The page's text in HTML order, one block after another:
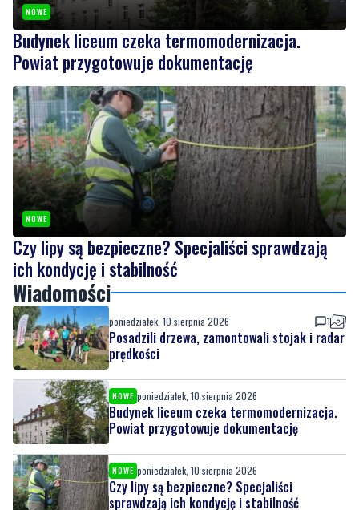
NOWE
Budynek liceum czeka termomodernizacja.
Powiat przygotowuje dokumentację
NOWE
Czy lipy są bezpieczne? Specjaliści sprawdzają
ich kondycję i stabilność
Wiadomości
poniedziałek, 10 sierpnia 2026 1
Posadzili drzewa, zamontowali stojak i radar
prędkości
NOWE poniedziałek, 10 sierpnia 2026
Budynek liceum czeka termomodernizacja.
Powiat przygotowuje dokumentację
NOWE poniedziałek, 10 sierpnia 2026
Czy lipy są bezpieczne? Specjaliści
sprawdzają ich kondycję i stabilność